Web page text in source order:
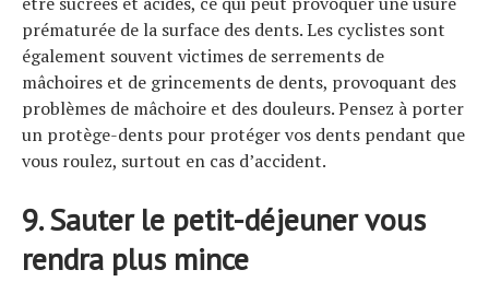
prématurée de la surface des dents. Les cyclistes sont
également souvent victimes de serrements de
mâchoires et de grincements de dents, provoquant des
problèmes de mâchoire et des douleurs. Pensez à porter
un protège-dents pour protéger vos dents pendant que
vous roulez, surtout en cas d’accident.
9. Sauter le petit-déjeuner vous
rendra plus mince